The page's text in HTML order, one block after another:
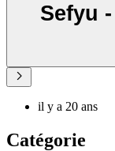
Sefyu
il y a 20 ans
Catégorie